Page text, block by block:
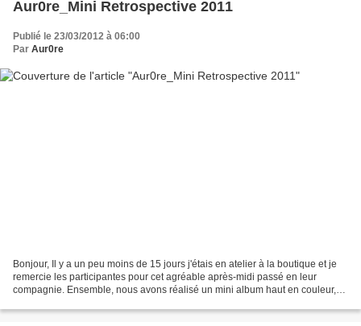
Aur0re_Mini Retrospective 2011
Publié le 23/03/2012 à 06:00
Par Aur0re
Bonjour, Il y a un peu moins de 15 jours j'étais en atelier à la boutique et je
remercie les participantes pour cet agréable après-midi passé en leur
compagnie. Ensemble, nous avons réalisé un mini album haut en couleur,